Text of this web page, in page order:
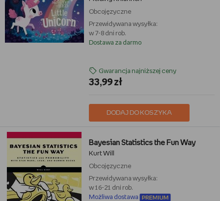
Obcojęzyczne
Przewidywana wysyłka:
w 7-8 dni rob.
Dostawa za darmo
Gwarancja najniższej ceny
33,99 zł
DODAJ DO KOSZYKA
Bayesian Statistics the Fun Way
Kurt Will
Obcojęzyczne
Przewidywana wysyłka:
w 16-21 dni rob.
Możliwa dostawa